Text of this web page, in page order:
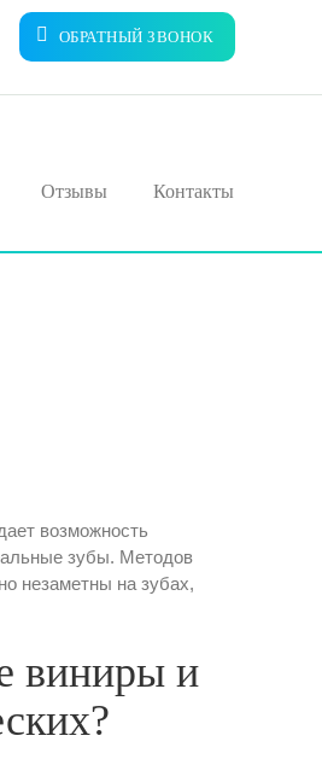
ОБРАТНЫЙ ЗВОНОК
Отзывы Контакты
возможность
зубы. Методов
незаметны на зубах,
виниры и